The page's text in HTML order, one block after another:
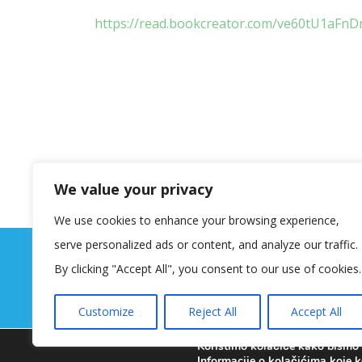
We value your privacy
We use cookies to enhance your browsing experience,
serve personalized ads or content, and analyze our traffic.
By clicking "Accept All", you consent to our use of cookies.
Customize Reject All Accept All
https://read.bookcreator.com/
Koristimo kolačiće kako